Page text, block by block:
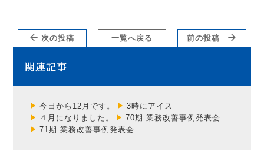
次の投稿 一覧へ戻る 前の投稿
関連記事
今日から12月です。
3時にアイス
４月になりました。
70期 業務改善事例発表会
71期 業務改善事例発表会